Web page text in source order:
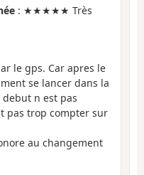
: ★★★★★ Très
le gps. Car apres le
se lancer dans la
n est pas
pas trop compter sur
au changement